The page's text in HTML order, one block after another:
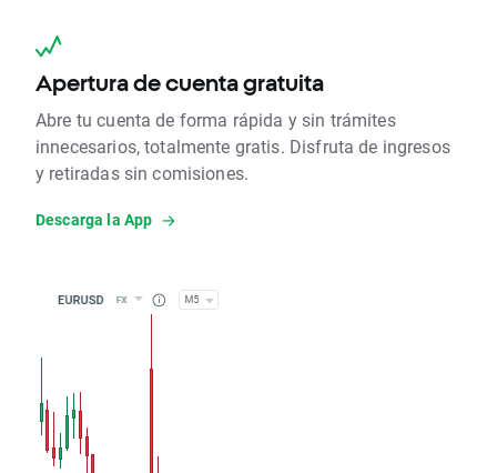
Apertura de cuenta gratuita
Abre tu cuenta de forma rápida y sin trámites
innecesarios, totalmente gratis. Disfruta de ingresos
y retiradas sin comisiones.
Descarga la App